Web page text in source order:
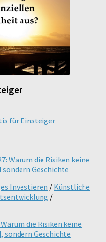
Investieren / Künstliche
/
die Risiken keine
sondern Geschichte